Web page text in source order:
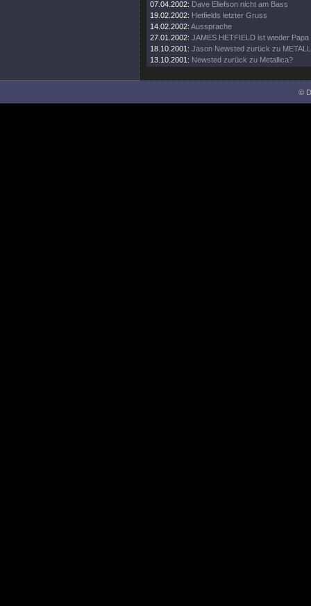
07.04.2002: Dave Ellefson nicht am Bass
19.02.2002: Hetfields letzter Gruss
14.02.2002: Aussprache
27.01.2002: JAMES HETFIELD ist wieder Papa
18.10.2001: Jason Newsted zurück zu
13.10.2001: Newsted zurück zu Metallica?
©